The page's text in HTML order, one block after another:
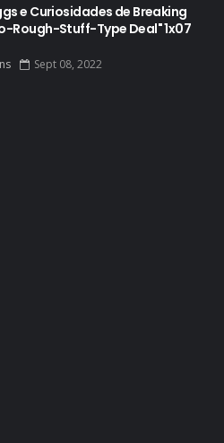
e Curiosidades de Breaking
Rough-Stuff-Type Deal" 1x07
Sept 08, 2022